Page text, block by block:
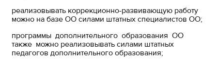
реализовывать коррекционно-развивающую работу
можно на базе ОО силами штатных специалистов ОО;
программы дополнительного образования ОО
также можно реализовывать силами штатных
педагогов дополнительного образования;